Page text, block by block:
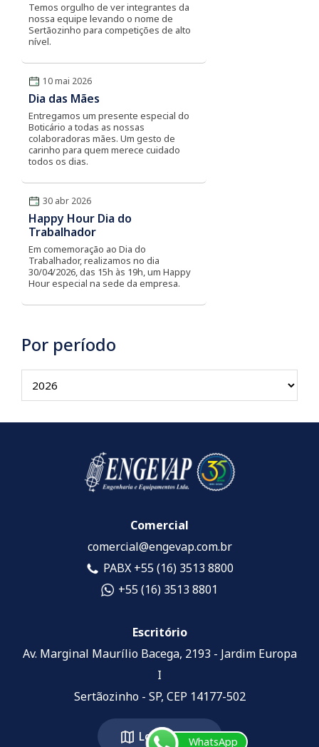
Temos orgulho de ver integrantes da
nossa equipe levando o nome de
Sertãozinho para competições de alto
nível.
10 mai 2026
Dia das Mães
Entregamos um presente especial do
Boticário a todas as nossas
colaboradoras mães. Um gesto de
carinho para quem merece cuidado
todos os dias.
30 abr 2026
Happy Hour Dia do
Trabalhador
Em comemoração ao Dia do
Trabalhador, realizamos no dia
30/04/2026, das 15h às 19h, um Happy
Hour especial na sede da empresa.
Por período
Comercial
comercial@engevap.com.br
PABX +55 (16) 3513 8800
+55 (16) 3513 8801
Escritório
Av. Marginal Maurílio Bacega, 2193 - Jardim Europa
I
Sertãozinho - SP, CEP 14177-502
LocalizaçãoWhatsApp